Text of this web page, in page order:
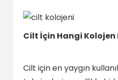
Cilt İçin Hangi Kolojen
Cilt için en yaygın